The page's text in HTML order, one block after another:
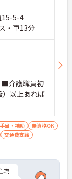
15-5-4
・車13分
■介護職員初
）以上あれば
当・補助
無資格OK
交通費支給
宅